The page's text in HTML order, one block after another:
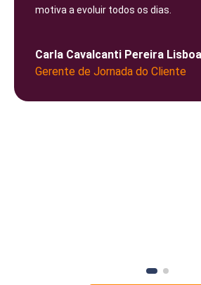
motiva a evoluir todos os dias.
Carla Cavalcanti Pereira Lisboa
Gerente de Jornada do Cliente